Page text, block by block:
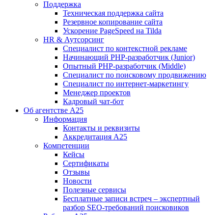
Поддержка
Техническая поддержка сайта
Резервное копирование сайта
Ускорение PageSpeed на Tilda
HR & Аутсорсинг
Специалист по контекстной рекламе
Начинающий PHP-разработчик (Junior)
Опытный PHP-разработчик (Middle)
Специалист по поисковому продвижению
Специалист по интернет-маркетингу
Менеджер проектов
Кадровый чат-бот
Об агентстве А25
Информация
Контакты и реквизиты
Аккредитация А25
Компетенции
Кейсы
Сертификаты
Отзывы
Новости
Полезные сервисы
Бесплатные записи встреч – экспертный
разбор SEO-требований поисковиков